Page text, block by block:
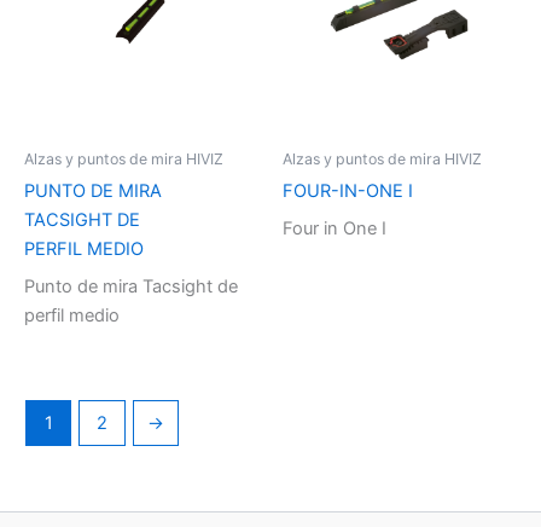
Alzas y puntos de mira HIVIZ
PUNTO DE MIRA
TACSIGHT DE
PERFIL MEDIO
Punto de mira Tacsight de
perfil medio
Alzas y puntos de mira HIVIZ
FOUR-IN-ONE I
Four in One I
1 2 →